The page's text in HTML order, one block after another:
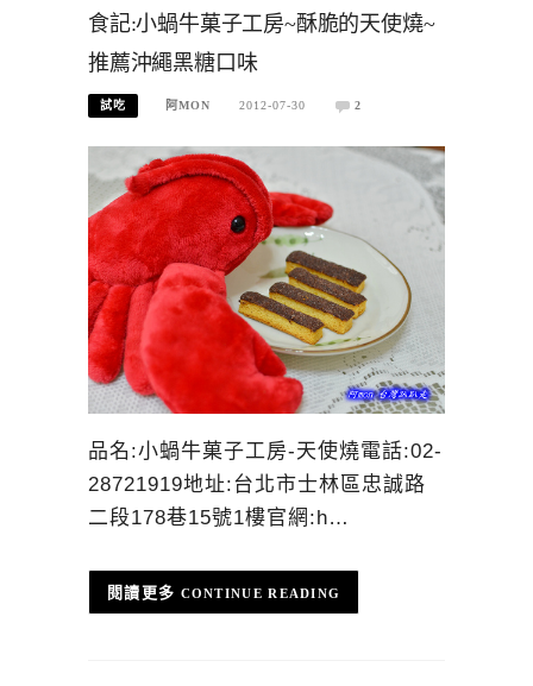
食記:小蝸牛菓子工房~酥脆的天使燒~
推薦沖繩黑糖口味
試吃 阿MON 2012-07-30 2
品名:小蝸牛菓子工房-天使燒電話:02-
28721919地址:台北市士林區忠誠路
二段178巷15號1樓官網:h…
CONTINUE READING